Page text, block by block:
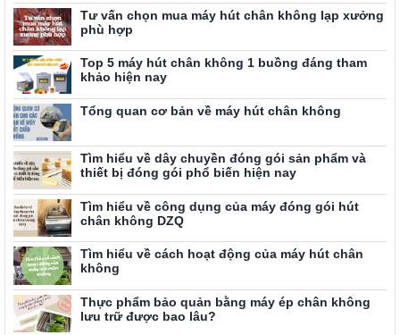
Tư vấn chọn mua máy hút chân không lạp xưởng
phù hợp
Top 5 máy hút chân không 1 buồng đáng tham
khảo hiện nay
Tổng quan cơ bản về máy hút chân không
Tìm hiểu về dây chuyền đóng gói sản phẩm và
thiết bị đóng gói phổ biến hiện nay
Tìm hiểu về công dụng của máy đóng gói hút
chân không DZQ
Tìm hiểu về cách hoạt động của máy hút chân
không
Thực phẩm bảo quản bằng máy ép chân không
lưu trữ được bao lâu?